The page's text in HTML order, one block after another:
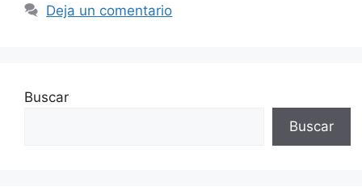
Deja un comentario
Buscar
Buscar